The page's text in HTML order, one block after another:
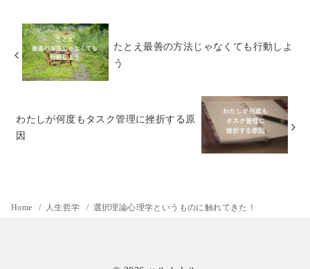
たとえ最善の方法じゃなくても行動しよ
う
わたしが何度もタスク管理に挫折する原
因
Home 人生哲学 選択理論心理学というものに触れてきた！